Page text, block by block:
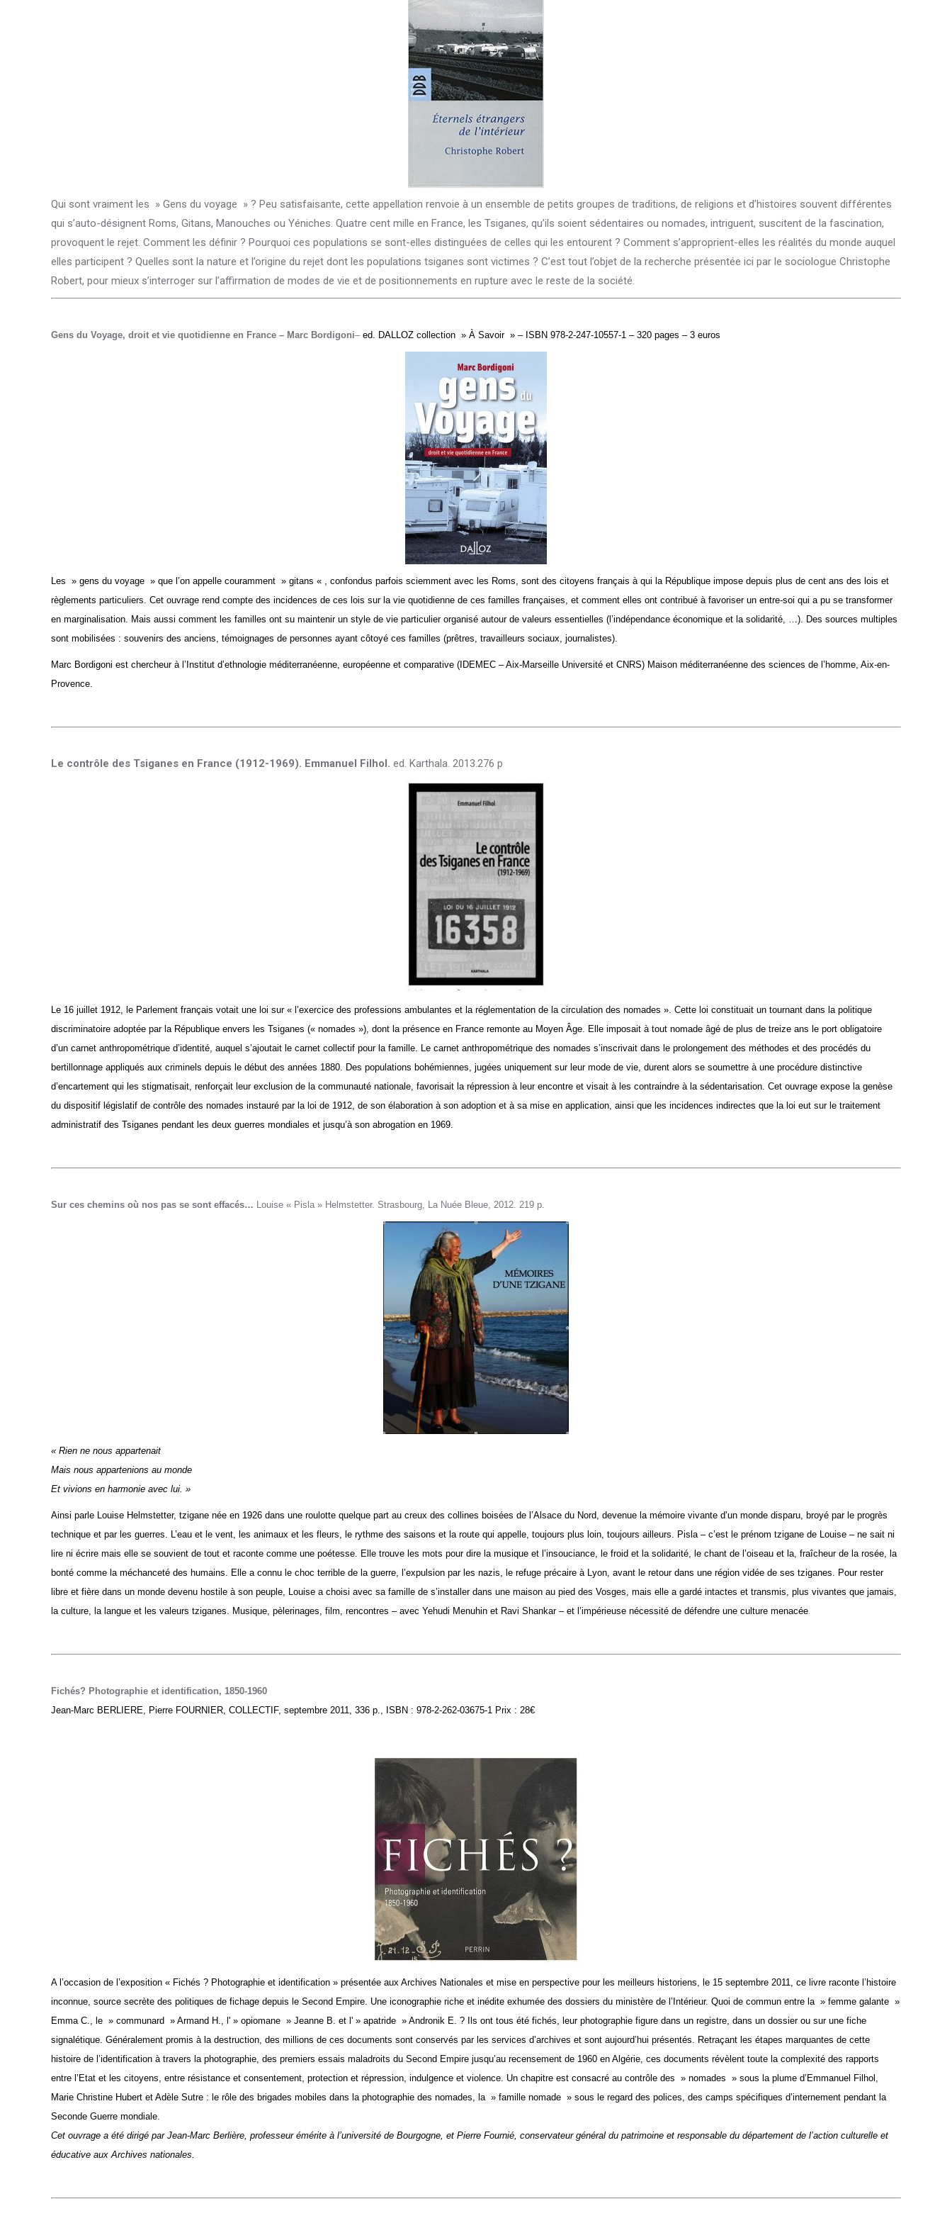
Qui sont vraiment les » Gens du voyage » ? Peu satisfaisante, cette appellation renvoie à un ensemble de petits groupes de traditions, de religions et d’histoires souvent différentes
qui s’auto-désignent Roms, Gitans, Manouches ou Yéniches. Quatre cent mille en France, les Tsiganes, qu’ils soient sédentaires ou nomades, intriguent, suscitent de la fascination,
provoquent le rejet. Comment les définir ? Pourquoi ces populations se sont-elles distinguées de celles qui les entourent ? Comment s’approprient-elles les réalités du monde auquel
elles participent ? Quelles sont la nature et l’origine du rejet dont les populations tsiganes sont victimes ? C’est tout l’objet de la recherche présentée ici par le sociologue Christophe
Robert, pour mieux s’interroger sur l’affirmation de modes de vie et de positionnements en rupture avec le reste de la société.
Gens du Voyage, droit et vie quotidienne en France – Marc Bordigoni– ed. DALLOZ collection » À Savoir » – ISBN 978-2-247-10557-1 – 320 pages – 3 euros
Les » gens du voyage » que l’on appelle couramment » gitans « , confondus parfois sciemment avec les Roms, sont des citoyens français à qui la République impose depuis plus de cent ans des lois et
règlements particuliers. Cet ouvrage rend compte des incidences de ces lois sur la vie quotidienne de ces familles françaises, et comment elles ont contribué à favoriser un entre-soi qui a pu se transformer
en marginalisation. Mais aussi comment les familles ont su maintenir un style de vie particulier organisé autour de valeurs essentielles (l’indépendance économique et la solidarité, …). Des sources multiples
sont mobilisées : souvenirs des anciens, témoignages de personnes ayant côtoyé ces familles (prêtres, travailleurs sociaux, journalistes).
Marc Bordigoni est chercheur à l’Institut d’ethnologie méditerranéenne, européenne et comparative (IDEMEC – Aix-Marseille Université et CNRS) Maison méditerranéenne des sciences de l’homme, Aix-en-
Provence.
Le contrôle des Tsiganes en France (1912-1969). Emmanuel Filhol. ed. Karthala. 2013.276 p
Le 16 juillet 1912, le Parlement français votait une loi sur « l’exercice des professions ambulantes et la réglementation de la circulation des nomades ». Cette loi constituait un tournant dans la politique
discriminatoire adoptée par la République envers les Tsiganes (« nomades »), dont la présence en France remonte au Moyen Âge. Elle imposait à tout nomade âgé de plus de treize ans le port obligatoire
d’un carnet anthropométrique d’identité, auquel s’ajoutait le carnet collectif pour la famille. Le carnet anthropométrique des nomades s’inscrivait dans le prolongement des méthodes et des procédés du
bertillonnage appliqués aux criminels depuis le début des années 1880. Des populations bohémiennes, jugées uniquement sur leur mode de vie, durent alors se soumettre à une procédure distinctive
d’encartement qui les stigmatisait, renforçait leur exclusion de la communauté nationale, favorisait la répression à leur encontre et visait à les contraindre à la sédentarisation. Cet ouvrage expose la genèse
du dispositif législatif de contrôle des nomades instauré par la loi de 1912, de son élaboration à son adoption et à sa mise en application, ainsi que les incidences indirectes que la loi eut sur le traitement
administratif des Tsiganes pendant les deux guerres mondiales et jusqu’à son abrogation en 1969.
Sur ces chemins où nos pas se sont effacés… Louise « Pisla » Helmstetter. Strasbourg, La Nuée Bleue, 2012. 219 p.
« Rien ne nous appartenait
Mais nous appartenions au monde
Et vivions en harmonie avec lui. »
Ainsi parle Louise Helmstetter, tzigane née en 1926 dans une roulotte quelque part au creux des collines boisées de l’Alsace du Nord, devenue la mémoire vivante d’un monde disparu, broyé par le progrès
technique et par les guerres. L’eau et le vent, les animaux et les fleurs, le rythme des saisons et la route qui appelle, toujours plus loin, toujours ailleurs. Pisla – c’est le prénom tzigane de Louise – ne sait ni
lire ni écrire mais elle se souvient de tout et raconte comme une poétesse. Elle trouve les mots pour dire la musique et l’insouciance, le froid et la solidarité, le chant de l’oiseau et la, fraîcheur de la rosée, la
bonté comme la méchanceté des humains. Elle a connu le choc terrible de la guerre, l’expulsion par les nazis, le refuge précaire à Lyon, avant le retour dans une région vidée de ses tziganes. Pour rester
libre et fière dans un monde devenu hostile à son peuple, Louise a choisi avec sa famille de s’installer dans une maison au pied des Vosges, mais elle a gardé intactes et transmis, plus vivantes que jamais,
la culture, la langue et les valeurs tziganes. Musique, pèlerinages, film, rencontres – avec Yehudi Menuhin et Ravi Shankar – et l’impérieuse nécessité de défendre une culture menacée.
Fichés? Photographie et identification, 1850-1960
Jean-Marc BERLIERE, Pierre FOURNIER, COLLECTIF, septembre 2011, 336 p., ISBN : 978-2-262-03675-1 Prix : 28€
A l’occasion de l’exposition « Fichés ? Photographie et identification » présentée aux Archives Nationales et mise en perspective pour les meilleurs historiens, le 15 septembre 2011, ce livre raconte l’histoire
inconnue, source secrète des politiques de fichage depuis le Second Empire. Une iconographie riche et inédite exhumée des dossiers du ministère de l’Intérieur. Quoi de commun entre la » femme galante »
Emma C., le » communard » Armand H., l' » opiomane » Jeanne B. et l' » apatride » Andronik E. ? Ils ont tous été fichés, leur photographie figure dans un registre, dans un dossier ou sur une fiche
signalétique. Généralement promis à la destruction, des millions de ces documents sont conservés par les services d’archives et sont aujourd’hui présentés. Retraçant les étapes marquantes de cette
histoire de l’identification à travers la photographie, des premiers essais maladroits du Second Empire jusqu’au recensement de 1960 en Algérie, ces documents révèlent toute la complexité des rapports
entre l’Etat et les citoyens, entre résistance et consentement, protection et répression, indulgence et violence. Un chapitre est consacré au contrôle des » nomades » sous la plume d’Emmanuel Filhol,
Marie Christine Hubert et Adèle Sutre : le rôle des brigades mobiles dans la photographie des nomades, la » famille nomade » sous le regard des polices, des camps spécifiques d’internement pendant la
Seconde Guerre mondiale.
Cet ouvrage a été dirigé par Jean-Marc Berlière, professeur émérite à l’université de Bourgogne, et Pierre Fournié, conservateur général du patrimoine et responsable du département de l’action culturelle et
éducative aux Archives nationales.